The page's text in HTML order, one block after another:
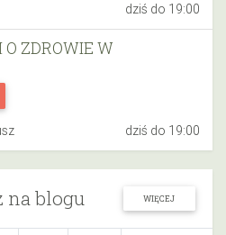
dziś do 19:00
ZDROWIE W
dziś do 19:00
na blogu WIĘCEJ